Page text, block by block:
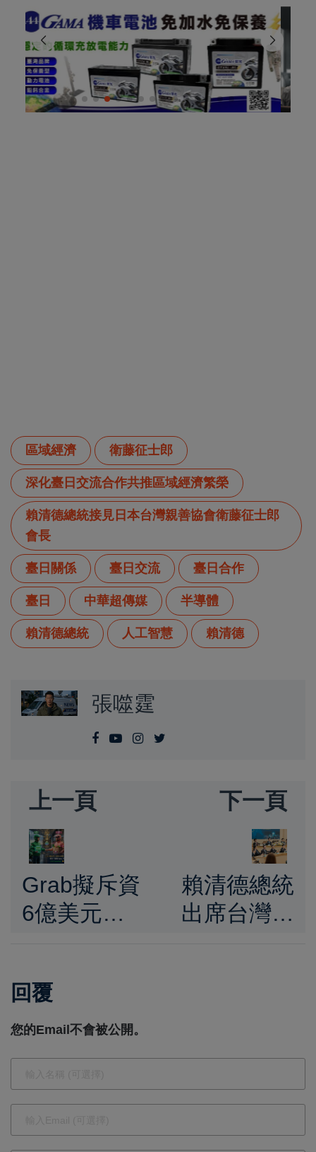
區域經濟 衛藤征士郎
深化臺日交流合作共推區域經濟繁榮
賴清德總統接見日本台灣親善協會衛藤征士郎
會長
臺日關係 臺日交流 臺日合作
臺日 中華超傳媒 半導體
賴清德總統 人工智慧 賴清德
張噬霆
上一頁
Grab擬斥資
6億美元收
臺灣 中資
疑慮升溫監
管變數成交
易關鍵
下一頁
賴清德總統
出席台灣資
融開放與產
業投資強化
臺灣競爭力
回覆
您的Email不會被公開。